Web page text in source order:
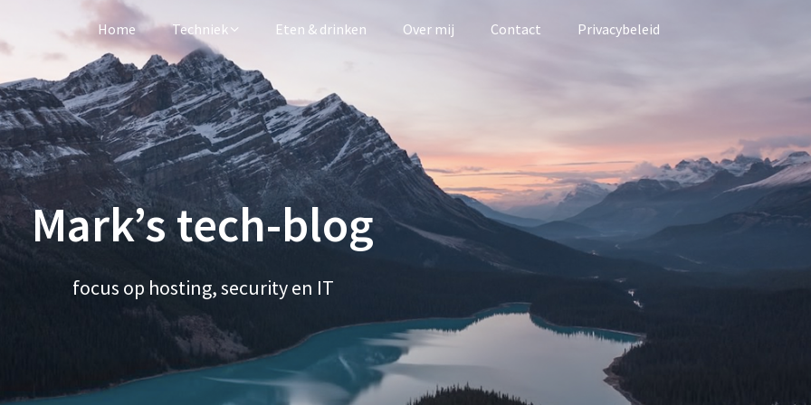
Home Techniek Eten & drinken Over mij Contact Privacybeleid
Mark’s tech-blog
focus op hosting, security en IT